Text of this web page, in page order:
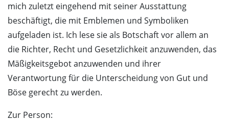
mich zuletzt eingehend mit seiner Ausstattung
beschäftigt, die mit Emblemen und Symboliken
aufgeladen ist. Ich lese sie als Botschaft vor allem an
die Richter, Recht und Gesetzlichkeit anzuwenden, das
Mäßigkeitsgebot anzuwenden und ihrer
Verantwortung für die Unterscheidung von Gut und
Böse gerecht zu werden.
Zur Person: